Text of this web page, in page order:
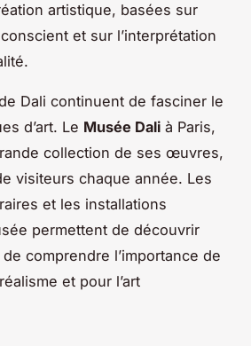
artistique, basées sur
et sur l’interprétation
Dali continuent de fasciner le
d’art. Le Musée Dali à Paris,
collection de ses œuvres,
visiteurs chaque année. Les
et les installations
permettent de découvrir
comprendre l’importance de
et pour l’art